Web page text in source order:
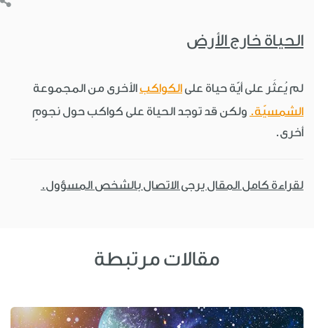
الحياة خارج الأرض
لم يُعثَر على أيّة حياة على الكواكبالأخرى من المجموعة
الشمسيّة. ولكن قد توجد الحياة على كواكب حول نجومٍ
أخرى.
لقراءة كامل المقال يرجى الاتصال بالشخص المسؤول.
مقالات مرتبطة